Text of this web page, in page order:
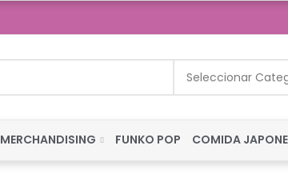
Seleccionar
MERCHANDISING FUNKO POP COMIDA